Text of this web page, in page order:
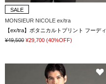
SALE
MONSIEUR NICOLE ex/tra
【ex/tra】ボタニカルトプリント フーディ
¥49,500 ¥29,700 (40%OFF)